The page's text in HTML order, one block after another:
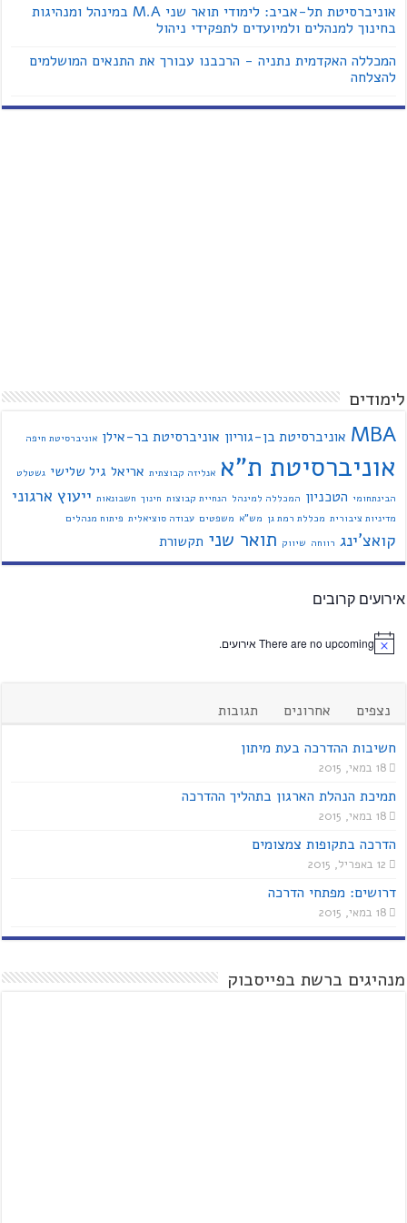
אוניברסיטת תל-אביב: לימודי תואר שני M.A במינהל ומנהיגות
בחינוך למנהלים ולמיועדים לתפקידי ניהול
המכללה האקדמית נתניה - הרכבנו עבורך את התנאים המושלמים
להצלחה
לימודים
MBA אוניברסיטת בן-גוריון אוניברסיטת בר-אילן אוניברסיטת חיפה
אוניברסיטת ת"א אנליזה קבוצתית אריאל גיל שלישי גשטלט
הבינתחומי הטכניון המכללה למינהל הנחיית קבוצות חינוך חשבונאות ייעוץ ארגוני
מדיניות ציבורית מכללת רמת גן מש"א משפטים עבודה סוציאלית פיתוח מנהלים
קואצ'ינג רווחה שיווק תואר שני תקשורת
אירועים קרובים
There are no upcoming אירועים.
נצפים אחרונים
תגובות
חשיבות ההדרכה בעת מיתון
18 במאי, 2015
תמיכת הנהלת הארגון בתהליך ההדרכה
18 במאי, 2015
הדרכה בתקופות צמצומים
12 באפריל, 2015
דרושים: מפתחי הדרכה
18 במאי, 2015
מנהיגים ברשת בפייסבוק